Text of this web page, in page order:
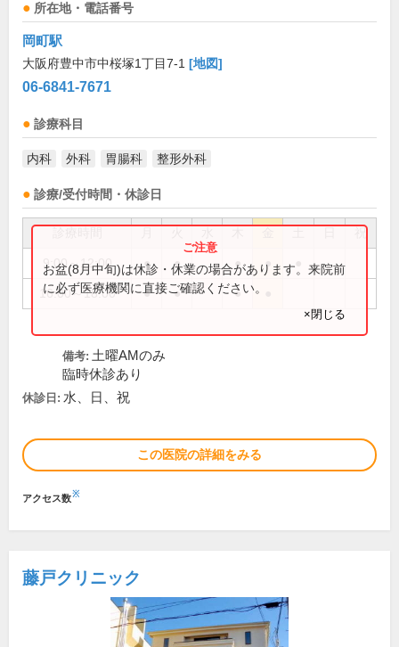
所在地・電話番号
岡町駅
大阪府豊中市中桜塚1丁目7-1 [地図]
06-6841-7671
診療科目
内科 外科 胃腸科 整形外科
診療/受付時間・休診日
祝
9:00～12:00 ● ● ● ●
16:00～18:00 ● ● ●
お盆(8月中旬)は休診・休業の場合があります。来院前
に必ず医療機関に直接ご確認ください。
×閉じる
備考: 土曜AMのみ
臨時休診あり
休診日: 水、日、祝
この医院の詳細をみる
アクセス数※
藤戸クリニック